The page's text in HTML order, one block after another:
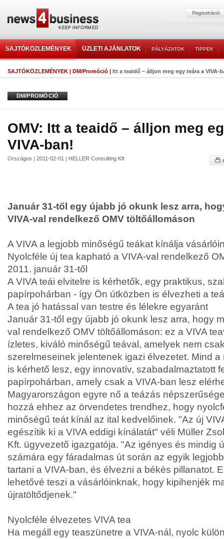
SAJTÓKÖZLEMÉNYEK ÜZLETI AJÁNLATOK PÁLYÁZATOK TIPPEK
SAJTÓKÖZLEMÉNYEK | DM/Promóció | Itt a teaidő – álljon meg egy teára a VIVA-
DM/PROMÓCIÓ
OMV: Itt a teaidő – álljon meg
VIVA-ban!
Országos | 2011-02-01 | HELLER Consulting Kft
Január 31-től egy újabb jó okunk lesz arra,
VIVA-val rendelkező OMV töltőállomáson
A VIVA a legjobb minőségű teákat kínálja
Nyolcféle új tea kapható a VIVA-val rendelkező
2011. január 31-től
A VIVA teái elvitelre is kérhetők, egy praktikus,
papírpohárban - így Ön útközben is élvezheti a
A tea jó hatással van testre és lélekre egyaránt
Január 31-től egy újabb jó okunk lesz arra, hogy
val rendelkező OMV töltőállomáson: ez a VIVA
ízletes, kiváló minőségű teával, amelyek nem
szerelmeseinek jelentenek igazi élvezetet. Mind a
is kérhető lesz, egy innovatív, szabadalmaztatott
papírpohárban, amely csak a VIVA-ban lesz
Magyarországon egyre nő a teázás
hozzá ehhez az örvendetes trendhez, hogy
minőségű teát kínál az ital kedvelőinek. "Az új
egészítik ki a VIVA eddigi kínálatát" véli Müller
Kft. ügyvezető igazgatója. "Az igényes és mindig
számára egy fáradalmas út során az egyik
tartani a VIVA-ban, és élvezni a békés pillanatot.
lehetővé teszi a vásárlóinknak, hogy kipihenjék
újratöltődjenek."
Nyolcféle élvezetes VIVA tea
Ha megáll egy teaszünetre a VIVA-nál, nyolc